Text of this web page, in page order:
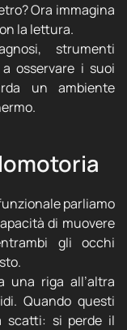
Ora immagina
la lettura.
strumenti
osservare i suoi
un ambiente
parliamo
di muovere
gli occhi
una riga all’altra
Quando questi
scatti: si perde il